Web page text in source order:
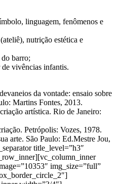
linguagem, fenômenos e
nutrição estética e
barro;
vivências infantis.
da vontade: ensaio sobre
Martins Fontes, 2013.
artística. Rio de Janeiro:
Petrópolis: Vozes, 1978.
arte. São Paulo: Ed.Mestre Jou,
title_level=”h3″
img_size=”full”